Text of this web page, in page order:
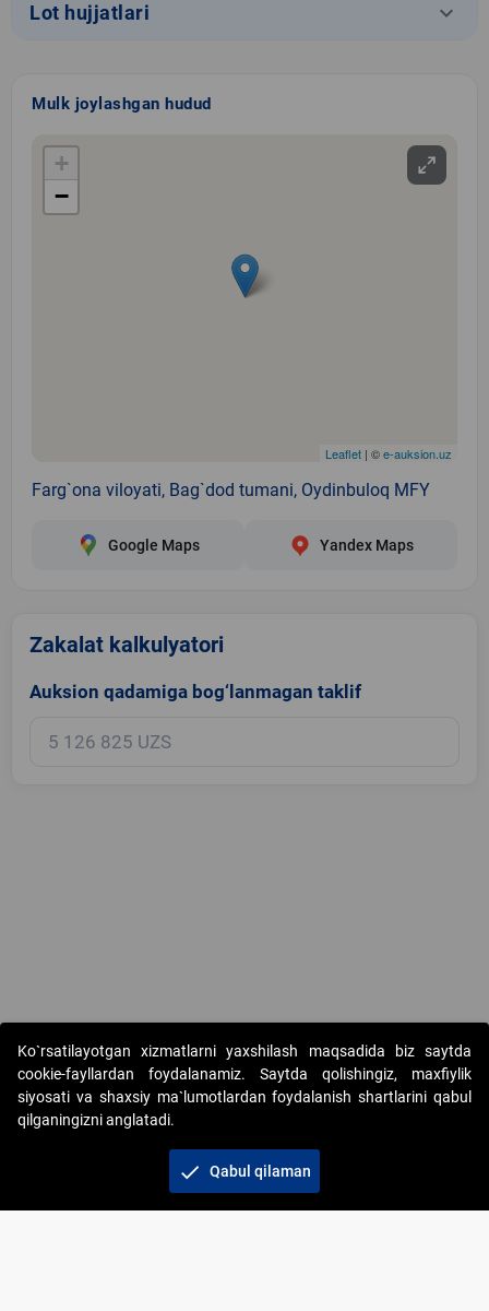
Lot hujjatlari keyboard_arrow_down
Mulk joylashgan hudud
+
−
Leaflet | ©e-auksion.uz
Farg`ona viloyati, Bag`dod tumani, Oydinbuloq MFY
Google Maps Yandex Maps
Zakalat kalkulyatori
Auksion qadamiga bog‘lanmagan taklif
Copyright © 2017-2026. "Elektron onlayn-auksionlarni tashkil etish"
AJ. Barcha huquqlar himoyalangan
+998 71 202-21-11
Ko`rsatilayotgan xizmatlarni yaxshilash maqsadida biz saytda
cookie-fayllardan foydalanamiz. Saytda qolishingiz, maxfiylik
siyosati va shaxsiy ma`lumotlardan foydalanish shartlarini qabul
qilganingizni anglatadi.
check Qabul qilaman